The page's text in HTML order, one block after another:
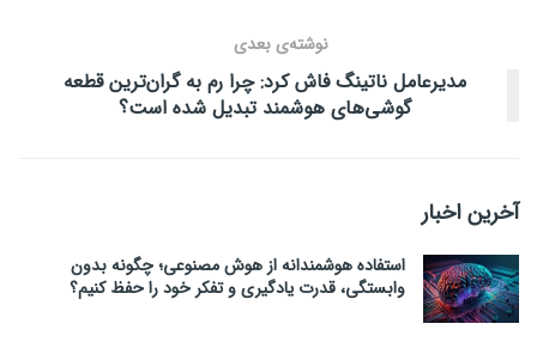
نوشته‌ی بعدی
مدیرعامل ناتینگ فاش کرد: چرا رم به گران‌ترین قطعه
گوشی‌های هوشمند تبدیل شده است؟
آخرین اخبار
استفاده هوشمندانه از هوش مصنوعی؛ چگونه بدون
وابستگی، قدرت یادگیری و تفکر خود را حفظ کنیم؟